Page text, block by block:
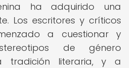
ha adquirido una
Los escritores y críticos
a cuestionar y
de género
tradición literaria, y a